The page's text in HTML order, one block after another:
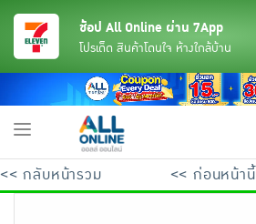
ช้อป All Online ผ่าน 7App
โปรเด็ด สินค้าโดนใจ ห้างใกล้บ้าน
Toggle
<< กลับหน้ารวม << ก่อนหน้านี้